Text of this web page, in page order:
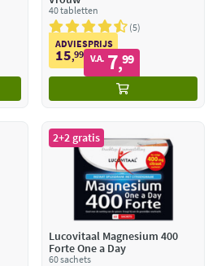
40 tabletten
5
ADVIESPRIJS
15,99 V.A. 7,99
2+2 gratis
Lucovitaal Magnesium 400
Forte One a Day
60 sachets